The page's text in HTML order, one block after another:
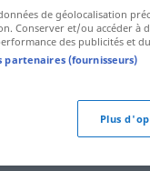
de géolocalisation
Conserver et/ou accéder à
des publicités et
partenaires (fournisseurs)
Plus